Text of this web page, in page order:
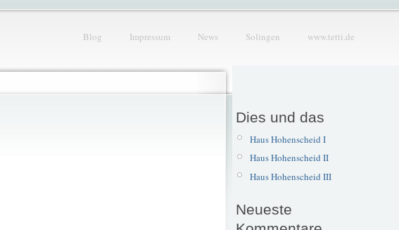
Blog Impressum News Solingen www.tetti.de
Dies und das
Haus Hohenscheid I
Haus Hohenscheid II
Haus Hohenscheid III
Neueste